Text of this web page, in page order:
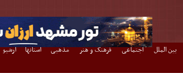
بین الملل اجتماعی فرهنگ و هنر مذهبی استانها آرشیو